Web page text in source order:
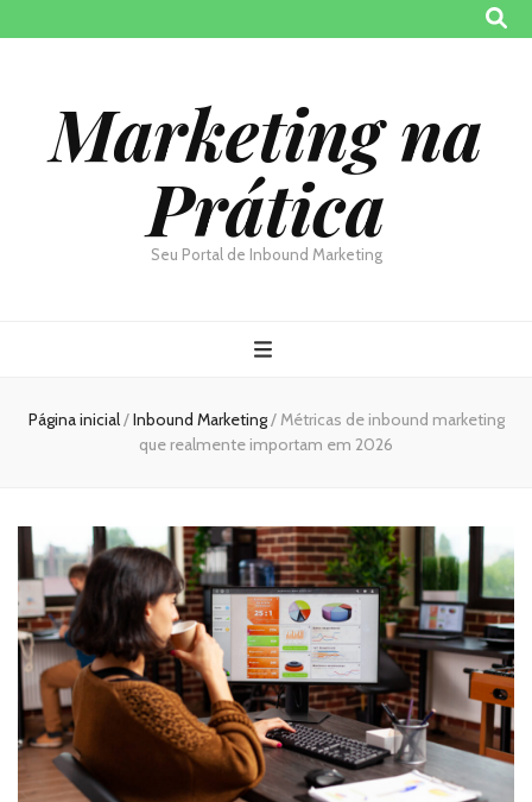
Marketing na
Prática
Seu Portal de Inbound Marketing
Página inicial/Inbound Marketing/Métricas de inbound marketing
que realmente importam em 2026